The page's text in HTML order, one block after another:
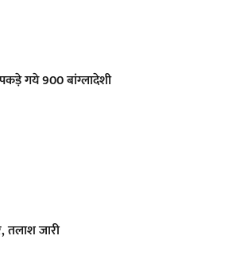
गये 900 बांग्लादेशी
तलाश जारी